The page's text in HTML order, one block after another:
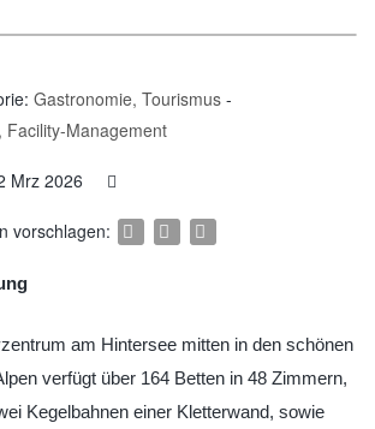
Gastronomie, Tourismus -
Facility-Management
Mrz 2026
vorschlagen:
am Hintersee mitten in den schönen
verfügt über 164 Betten in 48 Zimmern,
Kegelbahnen einer Kletterwand, sowie